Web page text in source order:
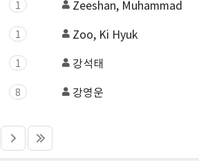
1 Zeeshan, Muhammad
1 Zoo, Ki Hyuk
1 강석태
8 강영운